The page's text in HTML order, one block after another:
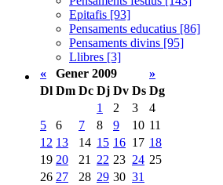
Epitafis [93]
Pensaments educatius [86]
Pensaments divins [95]
Llibres [3]
«
Gener 2009
»
Dl Dm Dc Dj Dv Ds Dg
1
2 3
4
5
6 7 8 9 10 11
12 13 14 15 16 17 18
19 20 21 22 23 24 25
26 27 28 29 30 31